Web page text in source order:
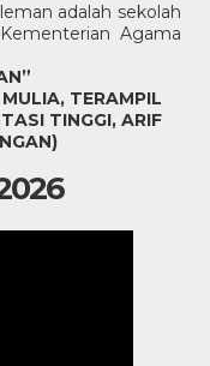
adalah sekolah
Agama
TERAMPIL
TINGGI, ARIF